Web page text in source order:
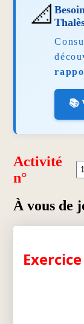
📐
📚
Activité
n°
À vous de
Exercice